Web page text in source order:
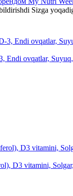
Sizga
Endi ovqatlar,
D3 vitamini,